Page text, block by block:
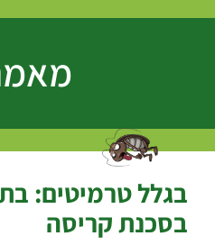
בגלל טרמיטים:
בסכנת קריסה